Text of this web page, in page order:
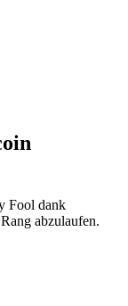
Fool dank
abzulaufen.